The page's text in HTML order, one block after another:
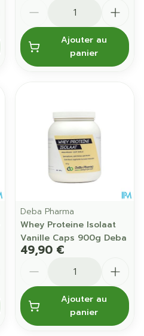
Ajouter au
panier
Deba Pharma
Whey Proteine Isolaat
Vanille Caps 900g Deba
49,90 €
Ajouter au
panier